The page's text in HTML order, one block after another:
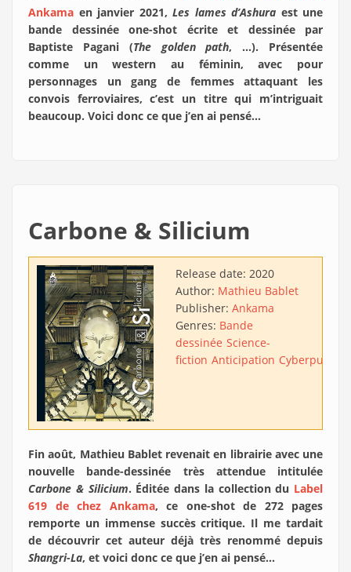
Ankama en janvier 2021, Les lames d’Ashura est une
bande dessinée one-shot écrite et dessinée par
Baptiste Pagani (The golden path, …). Présentée
comme un western au féminin, avec pour
personnages un gang de femmes attaquant les
convois ferroviaires, c’est un titre qui m’intriguait
beaucoup. Voici donc ce que j’en ai pensé…
Carbone & Silicium
Release date: 2020
Author: Mathieu Bablet
Publisher: Ankama
Genres: Bande
dessinée Science-
fiction Anticipation Cyberpunk
Fin août, Mathieu Bablet revenait en librairie avec une
nouvelle bande-dessinée très attendue intitulée
Carbone & Silicium. Éditée dans la collection du Label
619 de chez Ankama, ce one-shot de 272 pages
remporte un immense succès critique. Il me tardait
de découvrir cet auteur déjà très renommé depuis
Shangri-La, et voici donc ce que j’en ai pensé…